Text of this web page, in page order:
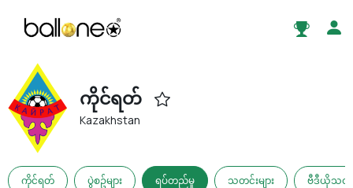
ကိုင်ရတ်
Kazakhstan
ကိုင်ရတ် ပွဲစဥ်များ ရပ်တည်မှု သတင်းများ ဗီဒီယိုသတင်